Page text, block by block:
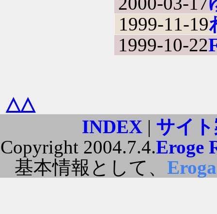
1999-11-19
1999-10-22
△△
INDEX| サイ
Copyright 2004.7.4.Eroge
基本情報として、